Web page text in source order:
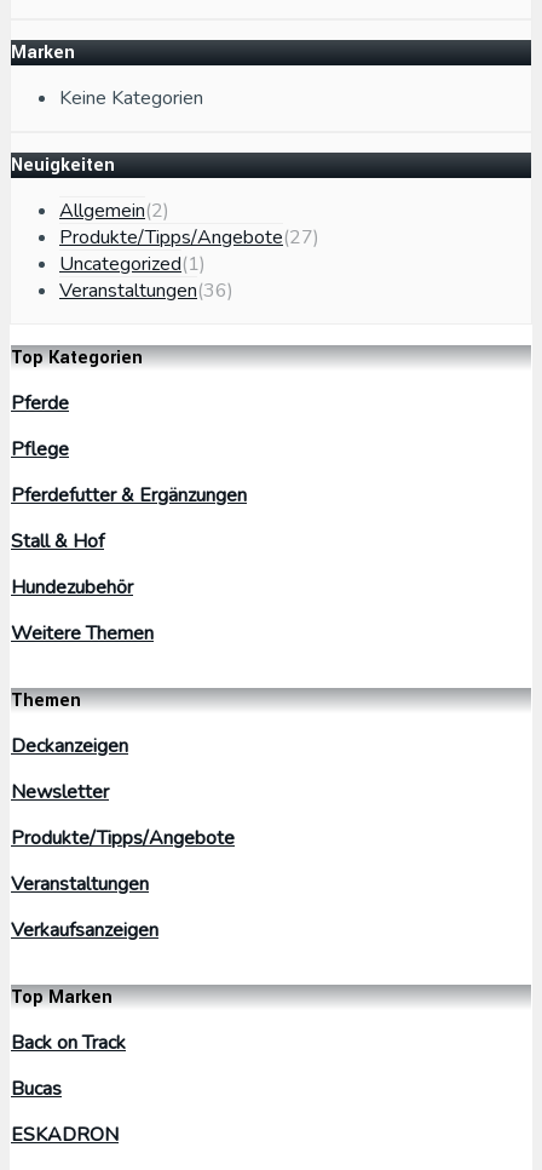
Marken
Keine Kategorien
Neuigkeiten
Allgemein(2)
Produkte/Tipps/Angebote(27)
Uncategorized(1)
Veranstaltungen(36)
Top Kategorien
Pferde
Pflege
Pferdefutter & Ergänzungen
Stall & Hof
Hundezubehör
Weitere Themen
Themen
Deckanzeigen
Newsletter
Produkte/Tipps/Angebote
Veranstaltungen
Verkaufsanzeigen
Top Marken
Back on Track
Bucas
ESKADRON